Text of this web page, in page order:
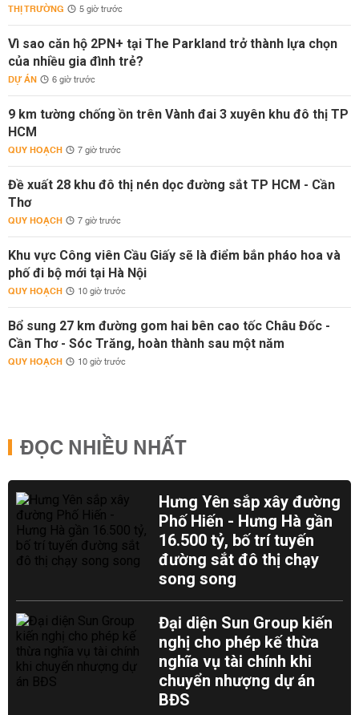
THỊ TRƯỜNG 5 giờ trước
Vì sao căn hộ 2PN+ tại The Parkland trở thành lựa chọn
của nhiều gia đình trẻ?
DỰ ÁN 6 giờ trước
9 km tường chống ồn trên Vành đai 3 xuyên khu đô thị TP
HCM
QUY HOẠCH 7 giờ trước
Đề xuất 28 khu đô thị nén dọc đường sắt TP HCM - Cần
Thơ
QUY HOẠCH 7 giờ trước
Khu vực Công viên Cầu Giấy sẽ là điểm bắn pháo hoa và
phố đi bộ mới tại Hà Nội
QUY HOẠCH 10 giờ trước
Bổ sung 27 km đường gom hai bên cao tốc Châu Đốc -
Cần Thơ - Sóc Trăng, hoàn thành sau một năm
QUY HOẠCH 10 giờ trước
ĐỌC NHIỀU NHẤT
Hưng Yên sắp xây đường
Phố Hiến - Hưng Hà gần
16.500 tỷ, bố trí tuyến
đường sắt đô thị chạy
song song
Đại diện Sun Group kiến
nghị cho phép kế thừa
nghĩa vụ tài chính khi
chuyển nhượng dự án
BĐS